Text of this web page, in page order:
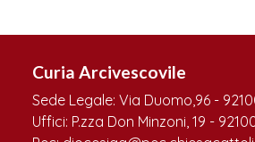
Curia Arcivescovile
Sede Legale: Via Duomo,96 -
Uffici: P.zza Don Minzoni, 19 -